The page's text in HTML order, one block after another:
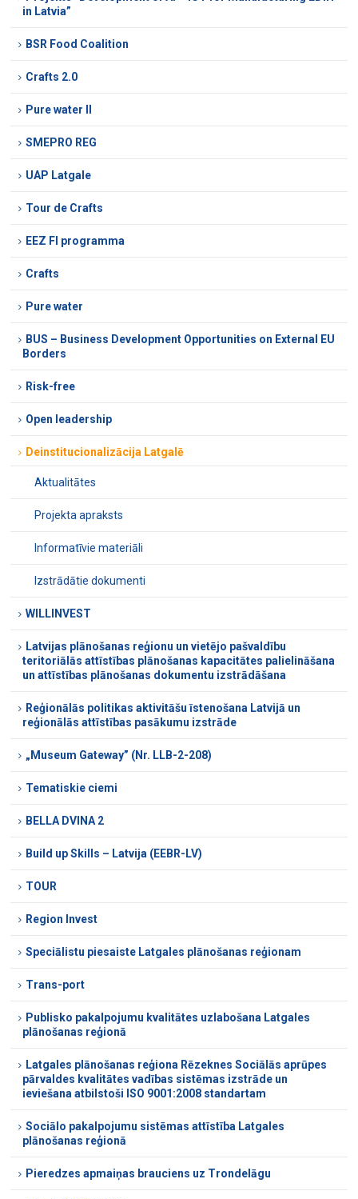
in Latvia”
BSR Food Coalition
Crafts 2.0
Pure water II
SMEPRO REG
UAP Latgale
Tour de Crafts
EEZ FI programma
Crafts
Pure water
BUS – Business Development Opportunities on External EU
Borders
Risk-free
Open leadership
Deinstitucionalizācija Latgalē
Aktualitātes
Projekta apraksts
Informatīvie materiāli
Izstrādātie dokumenti
WILLINVEST
Latvijas plānošanas reģionu un vietējo pašvaldību
teritoriālās attīstības plānošanas kapacitātes palielināšana
un attīstības plānošanas dokumentu izstrādāšana
Reģionālās politikas aktivitāšu īstenošana Latvijā un
reģionālās attīstības pasākumu izstrāde
„Museum Gateway” (Nr. LLB-2-208)
Tematiskie ciemi
BELLA DVINA 2
Build up Skills – Latvija (EEBR-LV)
TOUR
Region Invest
Speciālistu piesaiste Latgales plānošanas reģionam
Trans-port
Publisko pakalpojumu kvalitātes uzlabošana Latgales
plānošanas reģionā
Latgales plānošanas reģiona Rēzeknes Sociālās aprūpes
pārvaldes kvalitātes vadības sistēmas izstrāde un
ieviešana atbilstoši ISO 9001:2008 standartam
Sociālo pakalpojumu sistēmas attīstība Latgales
plānošanas reģionā
Pieredzes apmaiņas brauciens uz Trondelāgu